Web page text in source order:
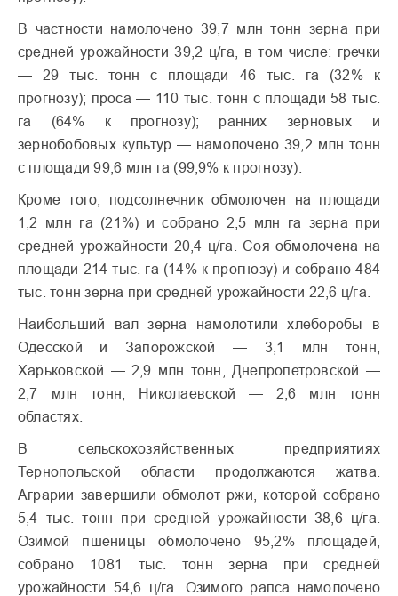
В частности намолочено 39,7 млн тонн зерна при
средней урожайности 39,2 ц/га, в том числе: гречки
— 29 тыс. тонн с площади 46 тыс. га (32% к
прогнозу); проса — 110 тыс. тонн с площади 58 тыс.
га (64% к прогнозу); ранних зерновых и
зернобобовых культур — намолочено 39,2 млн тонн
с площади 99,6 млн га (99,9% к прогнозу).
Кроме того, подсолнечник обмолочен на площади
1,2 млн га (21%) и собрано 2,5 млн га зерна при
средней урожайности 20,4 ц/га. Соя обмолочена на
площади 214 тыс. га (14% к прогнозу) и собрано 484
тыс. тонн зерна при средней урожайности 22,6 ц/га.
Наибольший вал зерна намолотили хлеборобы в
Одесской и Запорожской — 3,1 млн тонн,
Харьковской — 2,9 млн тонн, Днепропетровской —
2,7 млн тонн, Николаевской — 2,6 млн тонн
областях.
В сельскохозяйственных предприятиях
Тернопольской области продолжаются жатва.
Аграрии завершили обмолот ржи, которой собрано
5,4 тыс. тонн при средней урожайности 38,6 ц/га.
Озимой пшеницы обмолочено 95,2% площадей,
собрано 1081 тыс. тонн зерна при средней
урожайности 54,6 ц/га. Озимого рапса намолочено